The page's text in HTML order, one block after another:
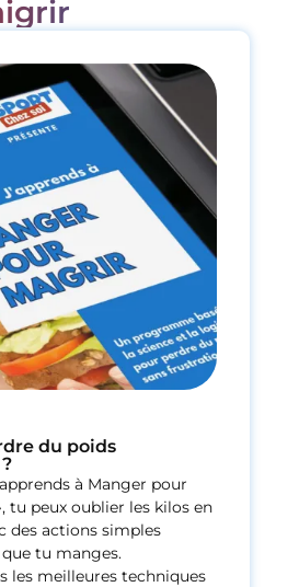
du poids
à Manger pour
tu peux oublier les kilos en
des actions simples
tu manges.
les meilleures techniques